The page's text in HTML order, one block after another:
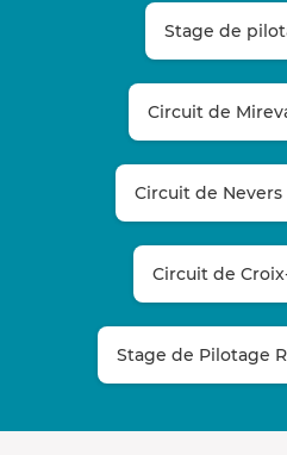
Stage de
Circuit de
Circuit de Nevers
Circuit de
Stage de Pilotage